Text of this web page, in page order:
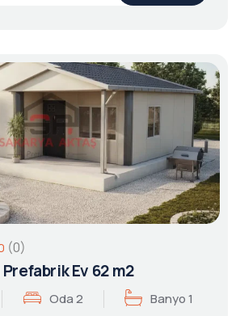
(0)
Prefabrik Ev 62 m2
Oda 2 Banyo 1